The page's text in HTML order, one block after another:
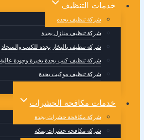
خدمات التنظيف
شركة تنظيف بجده
شركة تنظيف منازل بجدة
شركة تنظيف بالبخار بجدة للكنب والسجاد
شركة تنظيف كنب بجدة بخبرة وجودة عالية
شركة تنظيف موكيت بجدة
خدمات مكافحة الحشرات
شركة مكافحة حشرات بجدة
شركة مكافحة حشرات بمكة